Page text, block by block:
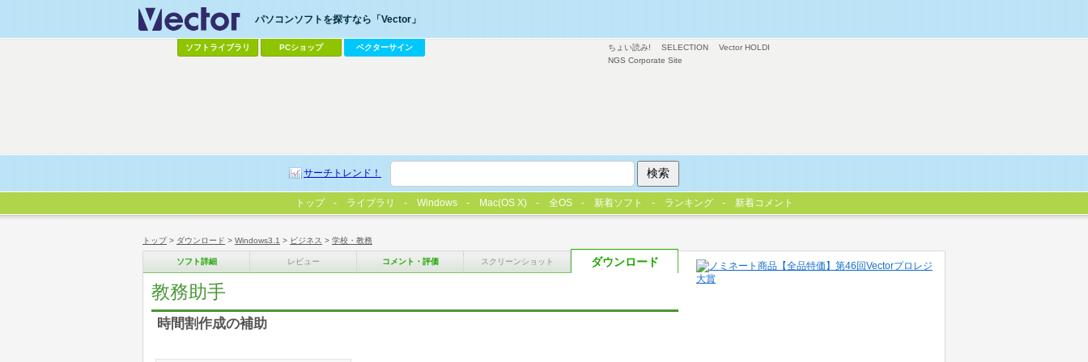
トップ> ダウンロード > Windows3.1 > ビジネス > 学校・教務
ソフト詳細 レビュー コメント・評価 スクリーンショット ダウンロード
教務助手
時間割作成の補助
ちょい読み! SELECTION
Vector HOLDI
NGS Corporate Site
パソコンソフトを探すなら「Vector」
ソフトライブラリ PCショップ ベクターサイン
サーチトレンド！
トップ ライブラリ Windows Mac(OS X) 全OS 新着ソフト ランキング 新着コメント